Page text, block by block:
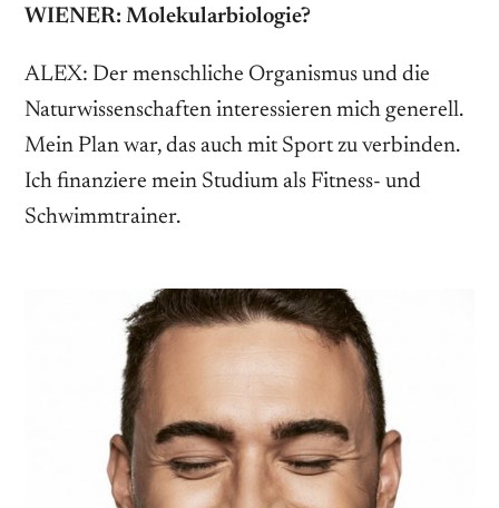
WIENER: Molekularbiologie?
ALEX: Der menschliche Organismus und die
Naturwissenschaften interessieren mich generell.
Mein Plan war, das auch mit Sport zu verbinden.
Ich finanziere mein Studium als Fitness- und
Schwimmtrainer.